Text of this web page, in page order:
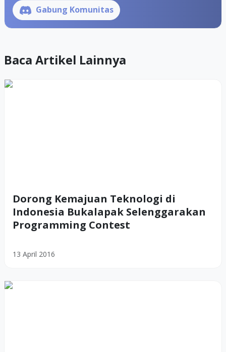
Gabung Komunitas
Baca Artikel Lainnya
Dorong Kemajuan Teknologi di
Indonesia Bukalapak Selenggarakan
Programming Contest
13 April 2016